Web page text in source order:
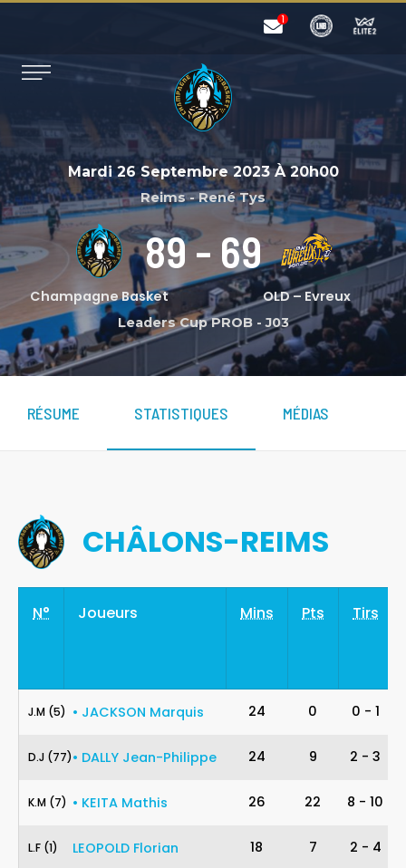
Mardi 26 Septembre 2023À 20h00
Reims - René Tys
Champagne Basket
89- 69
OLD – Evreux
Leaders Cup PROB-J03
RÉSUME STATISTIQUES MÉDIAS
CHÂLONS-REIMS
N° Joueurs Mins Pts Tirs
5 • JACKSON Marquis
J.M (5) 24 0 0 - 1
77 • DALLY Jean-Philippe
D.J (77) 24 9 2 - 3
7 • KEITA Mathis
K.M (7) 26 22 8 - 10
1 LEOPOLD Florian
L.F (1) 18 7 2 - 4